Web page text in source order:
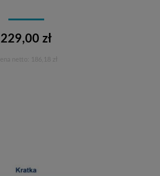
229,00 zł
186,18 zł